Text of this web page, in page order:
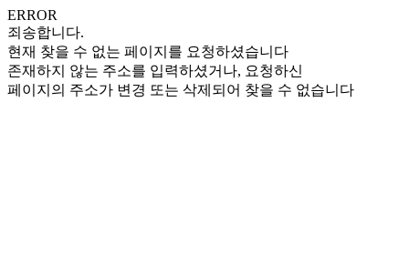
ERROR
죄송합니다.
현재 찾을 수 없는 페이지를 요청하셨습니다
존재하지 않는 주소를 입력하셨거나, 요청하신
페이지의 주소가 변경 또는 삭제되어 찾을 수 없습니다